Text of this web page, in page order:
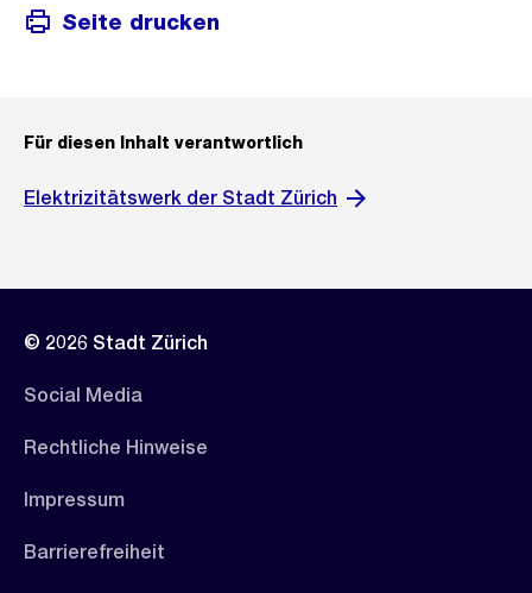
Seite drucken
Für diesen Inhalt verantwortlich
Elektrizitätswerk der Stadt Zürich
© 2026 Stadt Zürich
Social Media
Rechtliche Hinweise
Impressum
Barrierefreiheit